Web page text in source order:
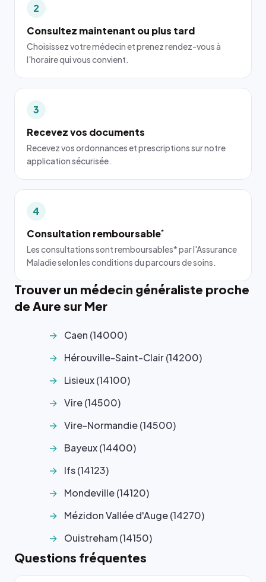
2
Consultez maintenant ou plus tard
Choisissez votre médecin et prenez rendez-vous à
l'horaire qui vous convient.
3
Recevez vos documents
Recevez vos ordonnances et prescriptions sur notre
application sécurisée.
4
Consultation remboursable*
Les consultations sont remboursables* par l'Assurance
Maladie selon les conditions du parcours de soins.
Trouver un médecin généraliste proche
de Aure sur Mer
Caen (14000)
Hérouville-Saint-Clair (14200)
Lisieux (14100)
Vire (14500)
Vire-Normandie (14500)
Bayeux (14400)
Ifs (14123)
Mondeville (14120)
Mézidon Vallée d'Auge (14270)
Ouistreham (14150)
Questions fréquentes